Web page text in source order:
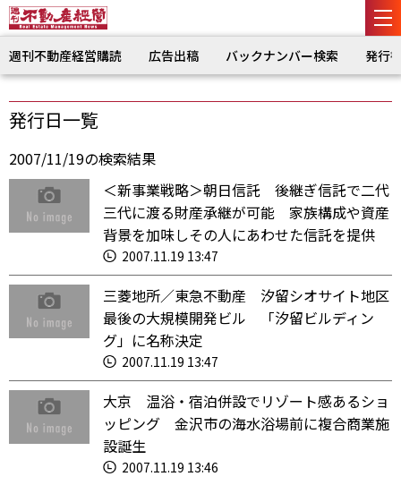
週刊不動産経営購読 広告出稿 バックナンバー検索 発行
発行日一覧
2007/11/19の検索結果
＜新事業戦略＞朝日信託 後継ぎ信託で二代
三代に渡る財産承継が可能 家族構成や資産
背景を加味しその人にあわせた信託を提供
2007.11.19 13:47
三菱地所／東急不動産 汐留シオサイト地区
最後の大規模開発ビル 「汐留ビルディン
グ」に名称決定
2007.11.19 13:47
大京 温浴・宿泊併設でリゾート感あるショ
ッピング 金沢市の海水浴場前に複合商業施
設誕生
2007.11.19 13:46